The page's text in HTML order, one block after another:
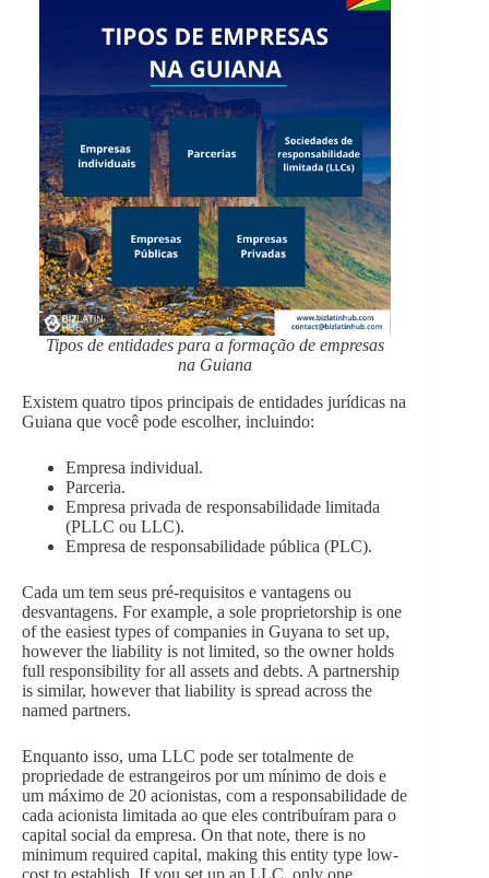
Tipos de entidades para a formação de empresas
na Guiana
Existem quatro tipos principais de entidades jurídicas na
Guiana que você pode escolher, incluindo:
Empresa individual.
Parceria.
Empresa privada de responsabilidade limitada
(PLLC ou LLC).
Empresa de responsabilidade pública (PLC).
Cada um tem seus pré-requisitos e vantagens ou
desvantagens. For example, a sole proprietorship is one
of the easiest types of companies in Guyana to set up,
however the liability is not limited, so the owner holds
full responsibility for all assets and debts. A partnership
is similar, however that liability is spread across the
named partners.
Enquanto isso, uma LLC pode ser totalmente de
propriedade de estrangeiros por um mínimo de dois e
um máximo de 20 acionistas, com a responsabilidade de
cada acionista limitada ao que eles contribuíram para o
capital social da empresa. On that note, there is no
minimum required capital, making this entity type low-
cost to establish. If you set up an LLC, only one